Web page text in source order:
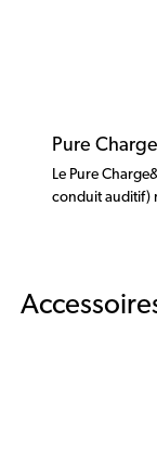
Pure
Le Pure
conduit auditif)